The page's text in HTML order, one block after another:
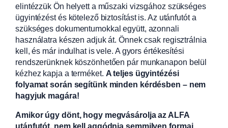
elintézzük Ön helyett a műszaki vizsgához szükséges
ügyintézést és kötelező biztosítást is. Az utánfutót a
szükséges dokumentumokkal együtt, azonnali
használatra készen adjuk át. Önnek csak regisztrálnia
kell, és már indulhat is vele. A gyors értékesítési
rendszerünknek köszönhetően pár munkanapon belül
kézhez kapja a terméket. A teljes ügyintézési
folyamat során segítünk minden kérdésben – nem
hagyjuk magára!
Amikor úgy dönt, hogy megvásárolja az ALFA
utánfutót, nem kell aggódnia semmilyen formai